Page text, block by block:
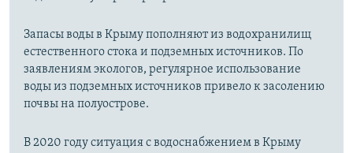
Запасы воды в Крыму пополняют из водохранилищ
естественного стока и подземных источников. По
заявлениям экологов, регулярное использование
воды из подземных источников привело к засолению
почвы на полуострове.
В 2020 году ситуация с водоснабжением в Крыму